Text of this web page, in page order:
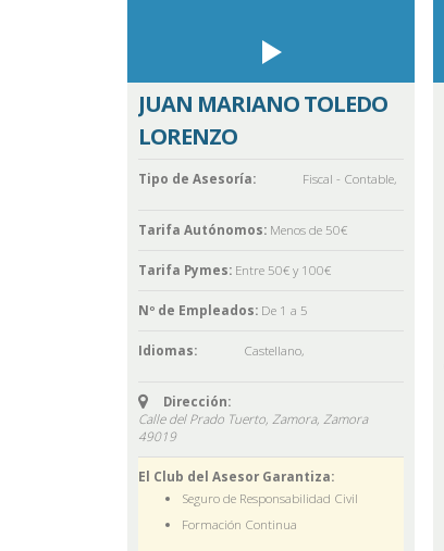
JUAN MARIANO TOLEDO
LORENZO
Tipo de Asesoría: Fiscal - Contable,
Tarifa Autónomos: Menos de 50€
Tarifa Pymes: Entre 50€ y 100€
Nº de Empleados: De 1 a 5
Idiomas: Castellano,
Dirección:
Calle del Prado Tuerto, Zamora, Zamora
49019
El Club del Asesor Garantiza:
Seguro de Responsabilidad Civil
Formación Continua